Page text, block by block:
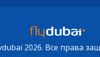
2026. Все права